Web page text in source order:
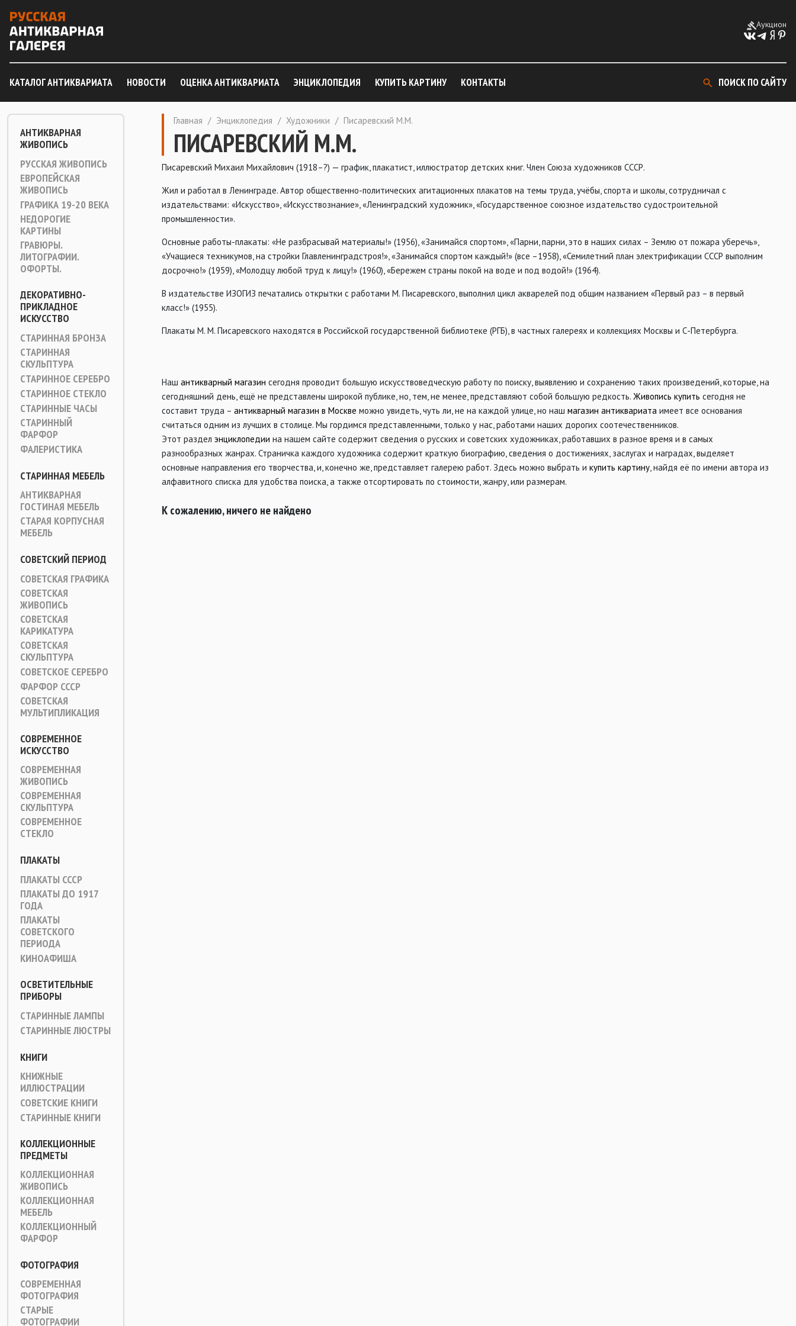
Аукцион
КАТАЛОГ АНТИКВАРИАТА НОВОСТИ ОЦЕНКА АНТИКВАРИАТА ЭНЦИКЛОПЕДИЯ КУПИТЬ КАРТИНУ КОНТАКТЫ ПОИСК ПО САЙТУ
АНТИКВАРНАЯ
ЖИВОПИСЬ
РУССКАЯ ЖИВОПИСЬ
ЕВРОПЕЙСКАЯ
ЖИВОПИСЬ
ГРАФИКА 19-20 ВЕКА
НЕДОРОГИЕ
КАРТИНЫ
ГРАВЮРЫ.
ЛИТОГРАФИИ.
ОФОРТЫ.
ДЕКОРАТИВНО-
ПРИКЛАДНОЕ
ИСКУССТВО
СТАРИННАЯ БРОНЗА
СТАРИННАЯ
СКУЛЬПТУРА
СТАРИННОЕ СЕРЕБРО
СТАРИННОЕ СТЕКЛО
СТАРИННЫЕ ЧАСЫ
СТАРИННЫЙ
ФАРФОР
ФАЛЕРИСТИКА
СТАРИННАЯ МЕБЕЛЬ
АНТИКВАРНАЯ
ГОСТИНАЯ МЕБЕЛЬ
СТАРАЯ КОРПУСНАЯ
МЕБЕЛЬ
СОВЕТСКИЙ ПЕРИОД
СОВЕТСКАЯ ГРАФИКА
СОВЕТСКАЯ
ЖИВОПИСЬ
СОВЕТСКАЯ
КАРИКАТУРА
СОВЕТСКАЯ
СКУЛЬПТУРА
СОВЕТСКОЕ СЕРЕБРО
ФАРФОР СССР
СОВЕТСКАЯ
МУЛЬТИПЛИКАЦИЯ
СОВРЕМЕННОЕ
ИСКУССТВО
СОВРЕМЕННАЯ
ЖИВОПИСЬ
СОВРЕМЕННАЯ
СКУЛЬПТУРА
СОВРЕМЕННОЕ
СТЕКЛО
ПЛАКАТЫ
ПЛАКАТЫ СССР
ПЛАКАТЫ ДО 1917
ГОДА
ПЛАКАТЫ
СОВЕТСКОГО
ПЕРИОДА
КИНОАФИША
ОСВЕТИТЕЛЬНЫЕ
ПРИБОРЫ
СТАРИННЫЕ ЛАМПЫ
СТАРИННЫЕ ЛЮСТРЫ
КНИГИ
КНИЖНЫЕ
ИЛЛЮСТРАЦИИ
СОВЕТСКИЕ КНИГИ
СТАРИННЫЕ КНИГИ
КОЛЛЕКЦИОННЫЕ
ПРЕДМЕТЫ
КОЛЛЕКЦИОННАЯ
ЖИВОПИСЬ
КОЛЛЕКЦИОННАЯ
МЕБЕЛЬ
КОЛЛЕКЦИОННЫЙ
ФАРФОР
ФОТОГРАФИЯ
СОВРЕМЕННАЯ
ФОТОГРАФИЯ
СТАРЫЕ
ФОТОГРАФИИ
Главная / Энциклопедия / Художники / Писаревский М.М.
ПИСАРЕВСКИЙ М.М.
Писаревский Михаил Михайлович (1918–?) — график, плакатист, иллюстратор детских книг. Член Союза художников СССР.
Жил и работал в Ленинграде. Автор общественно-политических агитационных плакатов на темы труда, учёбы, спорта и школы, сотрудничал с
издательствами: «Искусство», «Искусствознание», «Ленинградский художник», «Государственное союзное издательство судостроительной
промышленности».
Основные работы-плакаты: «Не разбрасывай материалы!» (1956), «Занимайся спортом», «Парни, парни, это в наших силах – Землю от пожара уберечь»,
«Учащиеся техникумов, на стройки Главленинградстроя!», «Занимайся спортом каждый!» (все –1958), «Семилетний план электрификации СССР выполним
досрочно!» (1959), «Молодцу любой труд к лицу!» (1960), «Бережем страны покой на воде и под водой!» (1964).
В издательстве ИЗОГИЗ печатались открытки с работами М. Писаревского, выполнил цикл акварелей под общим названием «Первый раз – в первый
класс!» (1955).
Плакаты М. М. Писаревского находятся в Российской государственной библиотеке (РГБ), в частных галереях и коллекциях Москвы и С-Петербурга.
Наш антикварный магазин сегодня проводит большую искусствоведческую работу по поиску, выявлению и сохранению таких произведений, которые, на
сегодняшний день, ещё не представлены широкой публике, но, тем, не менее, представляют собой большую редкость. Живопись купить сегодня не
составит труда – антикварный магазин в Москве можно увидеть, чуть ли, не на каждой улице, но наш магазин антиквариата имеет все основания
считаться одним из лучших в столице. Мы гордимся представленными, только у нас, работами наших дорогих соотечественников.
Этот раздел энциклопедии на нашем сайте содержит сведения о русских и советских художниках, работавших в разное время и в самых
разнообразных жанрах. Страничка каждого художника содержит краткую биографию, сведения о достижениях, заслугах и наградах, выделяет
основные направления его творчества, и, конечно же, представляет галерею работ. Здесь можно выбрать и купить картину, найдя её по имени автора из
алфавитного списка для удобства поиска, а также отсортировать по стоимости, жанру, или размерам.
К сожалению, ничего не найдено